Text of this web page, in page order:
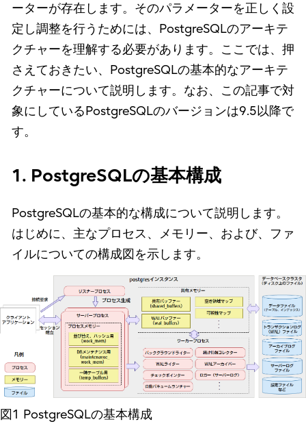
ーターが存在します。そのパラメーターを正しく設
定し調整を行うためには、PostgreSQLのアーキテ
クチャーを理解する必要があります。ここでは、押
さえておきたい、PostgreSQLの基本的なアーキテ
クチャーについて説明します。なお、この記事で対
象にしているPostgreSQLのバージョンは9.5以降で
す。
1. PostgreSQLの基本構成
PostgreSQLの基本的な構成について説明します。
はじめに、主なプロセス、メモリー、および、ファ
イルについての構成図を示します。
図1 PostgreSQLの基本構成